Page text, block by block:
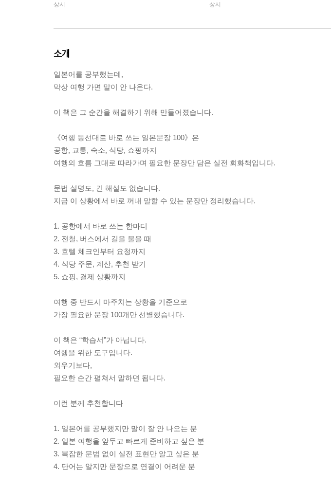
상시 상시
소개
일본어를 공부했는데,
막상 여행 가면 말이 안 나온다.
이 책은 그 순간을 해결하기 위해 만들어졌습니다.
《여행 동선대로 바로 쓰는 일본문장 100》은
공항, 교통, 숙소, 식당, 쇼핑까지
여행의 흐름 그대로 따라가며 필요한 문장만 담은 실전 회화책입니다.
문법 설명도, 긴 해설도 없습니다.
지금 이 상황에서 바로 꺼내 말할 수 있는 문장만 정리했습니다.
1. 공항에서 바로 쓰는 한마디
2. 전철, 버스에서 길을 물을 때
3. 호텔 체크인부터 요청까지
4. 식당 주문, 계산, 추천 받기
5. 쇼핑, 결제 상황까지
여행 중 반드시 마주치는 상황을 기준으로
가장 필요한 문장 100개만 선별했습니다.
이 책은 “학습서”가 아닙니다.
여행을 위한 도구입니다.
외우기보다,
필요한 순간 펼쳐서 말하면 됩니다.
이런 분께 추천합니다
1. 일본어를 공부했지만 말이 잘 안 나오는 분
2. 일본 여행을 앞두고 빠르게 준비하고 싶은 분
3. 복잡한 문법 없이 실전 표현만 알고 싶은 분
4. 단어는 알지만 문장으로 연결이 어려운 분